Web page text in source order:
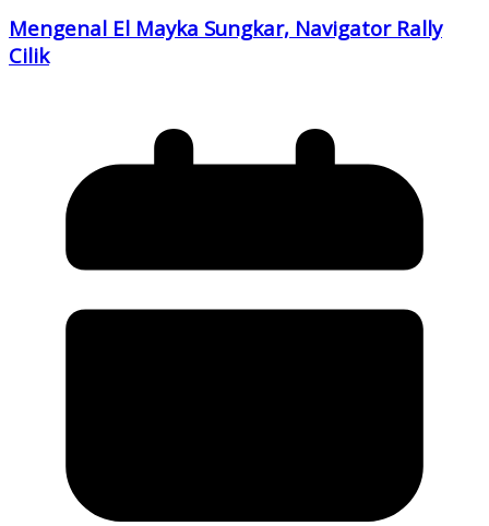
Mengenal El Mayka Sungkar, Navigator Rally
Cilik